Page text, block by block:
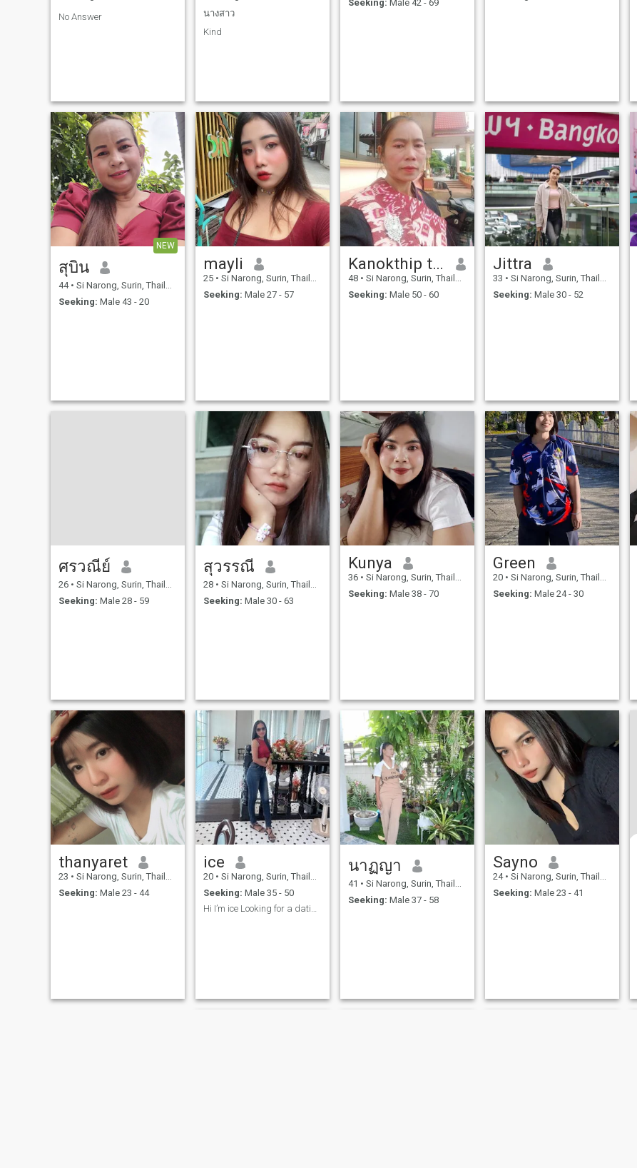
No Answer
นางสาว
Kind
Seeking: Male 42 - 69
NEW
สุบิน
44 • Si Narong, Surin, Thailand
Seeking: Male 43 - 20
mayli
25 • Si Narong, Surin, Thailand
Seeking: Male 27 - 57
Kanokthip tothong
48 • Si Narong, Surin, Thailand
Seeking: Male 50 - 60
Jittra
33 • Si Narong, Surin, Thailand
Seeking: Male 30 - 52
ศรวณีย์
26 • Si Narong, Surin, Thailand
Seeking: Male 28 - 59
สุวรรณี
28 • Si Narong, Surin, Thailand
Seeking: Male 30 - 63
Kunya
36 • Si Narong, Surin, Thailand
Seeking: Male 38 - 70
Green
20 • Si Narong, Surin, Thailand
Seeking: Male 24 - 30
thanyaret
23 • Si Narong, Surin, Thailand
Seeking: Male 23 - 44
ice
20 • Si Narong, Surin, Thailand
Seeking: Male 35 - 50
Hi I’m ice Looking for a dating
นาฏญา
41 • Si Narong, Surin, Thailand
Seeking: Male 37 - 58
Sayno
24 • Si Narong, Surin, Thailand
Seeking: Male 23 - 41